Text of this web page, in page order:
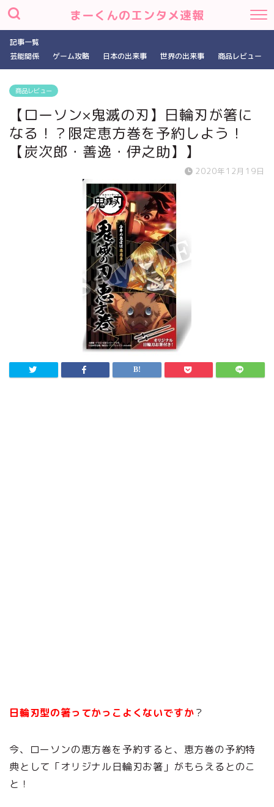
まーくんのエンタメ速報
記事一覧
芸能関係
ゲーム攻略 日本の出来事 世界の出来事 商品レビュー
商品レビュー
【ローソン×鬼滅の刃】日輪刃が箸に
なる！？限定恵方巻を予約しよう！
【炭次郎・善逸・伊之助】】
2020年12月19日
日輪刃型の箸ってかっこよくないですか？
今、ローソンの恵方巻を予約すると、恵方巻の予約特
典として「オリジナル日輪刃お箸」がもらえるとのこ
と！